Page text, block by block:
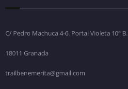
C/ Pedro Machuca 4-6. Portal Violeta 10º B.
18011 Granada
trailbenemerita@gmail.com